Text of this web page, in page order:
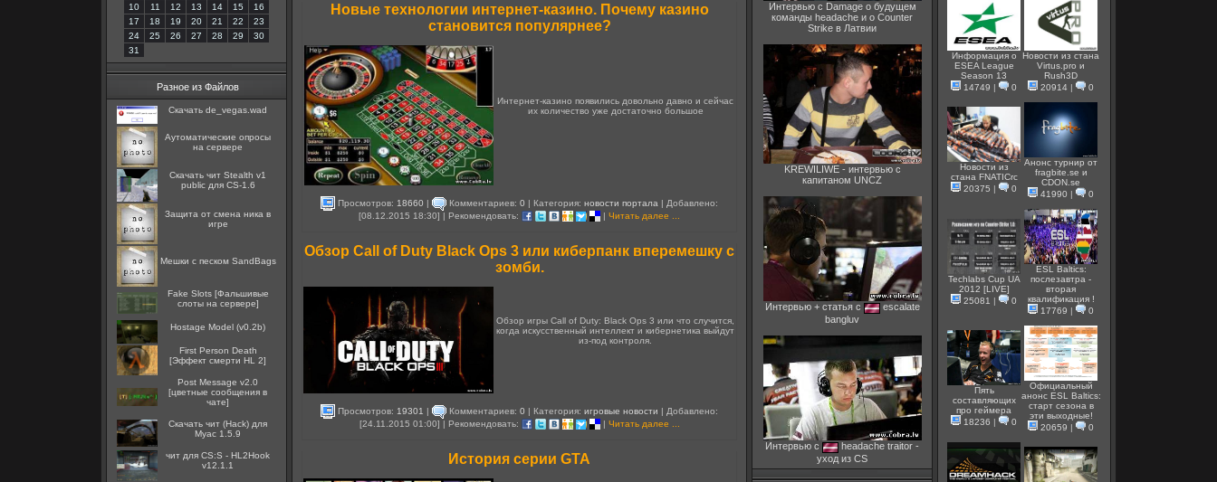
10
11 12 13 14 15
16
17
18 19 20 21 22
23
24
25 26 27 28 29
30
31
Разное из Файлов
Скачать de_vegas.wad
Аутоматические опросы
на сервере
Скачать чит Stealth v1
public для CS-1.6
Защита от смена ника в
игре
Мешки с песком SandBags
Fake Slots [Фальшивые
слоты на сервере]
Hostage Model (v0.2b)
First Person Death
[Эффект смерти HL 2]
Post Message v2.0
[цветные сообщения в
чате]
Скачать чит (Hack) для
Myac 1.5.9
чит для CS:S - HL2Hook
v12.1.1
Новые технологии интернет-казино. Почему казино
становится популярнее?
Интернет-казино появились довольно давно и сейчас
их количество уже достаточно большое
Просмотров: 18660 | Комментариев: 0 | Категория: новости портала | Добавлено:
[08.12.2015 18:30] | Рекомендовать:
| Читать далее ...
Обзор Call of Duty Black Ops 3 или киберпанк вперемешку с
зомби.
Обзор игры Call of Duty: Black Ops 3 или что случится,
когда искусственный интеллект и кибернетика выйдут
из-под контроля.
Просмотров: 19301 | Комментариев: 0 | Категория: игровые новости | Добавлено:
[24.11.2015 01:00] | Рекомендовать:
| Читать далее ...
История серии GTA
Интервью с Damage о будущем
команды headache и о Counter
Strike в Латвии
KREWILIWE - интервью с
капитаном UNCZ
Интервью + статья с
escalate
bangluv
Интервью с
headache traitor -
уход из CS
Информация о
ESEA League
Season 13
14749 | 0
Новости из стана
Virtus.pro и
Rush3D
20914 | 0
Новости из
стана FNATICrc
20375 | 0
Анонс турнир от
fragbite.se и
СDON.se
41990 | 0
Techlabs Cup UA
2012 [LIVE]
25081 | 0
ESL Baltics:
послезавтра -
вторая
квалификация !
17769 | 0
Пять
составляющих
про геймера
18236 | 0
Официальный
анонс ESL Baltics:
старт сезона в
эти выходные!
20659 | 0